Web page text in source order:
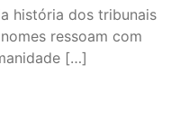
história dos tribunais
ressoam com
[…]